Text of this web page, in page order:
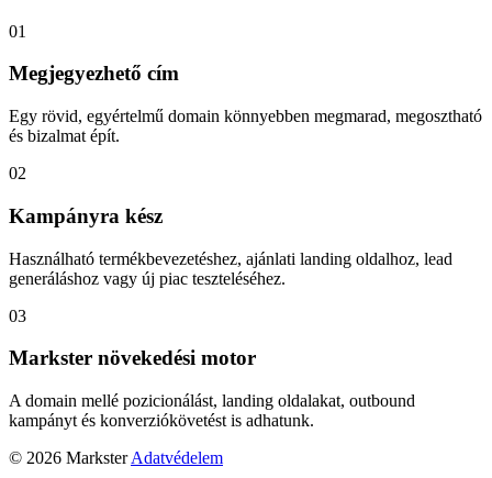
01
Megjegyezhető cím
Egy rövid, egyértelmű domain könnyebben megmarad, megosztható
és bizalmat épít.
02
Kampányra kész
Használható termékbevezetéshez, ajánlati landing oldalhoz, lead
generáláshoz vagy új piac teszteléséhez.
03
Markster növekedési motor
A domain mellé pozicionálást, landing oldalakat, outbound
kampányt és konverziókövetést is adhatunk.
© 2026 Markster Adatvédelem